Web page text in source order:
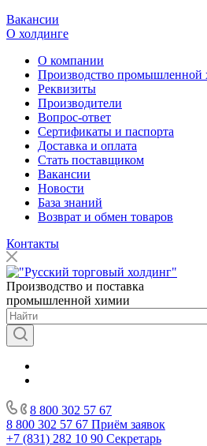
Вакансии
О холдинге
О компании
Производство промышленной
Реквизиты
Производители
Вопрос-ответ
Сертификаты и паспорта
Доставка и оплата
Стать поставщиком
Вакансии
Новости
База знаний
Возврат и обмен товаров
Контакты
Производство и поставка
промышленной химии
8 800 302 57 67
8 800 302 57 67 Приём заявок
+7 (831) 282 10 90 Секретарь